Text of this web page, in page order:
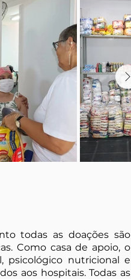
todas as doações são
Como casa de apoio, o
psicológico nutricional e
aos hospitais. Todas as